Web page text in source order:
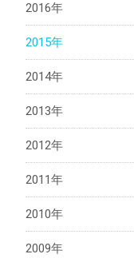
2016年
2015年
2014年
2013年
2012年
2011年
2010年
2009年